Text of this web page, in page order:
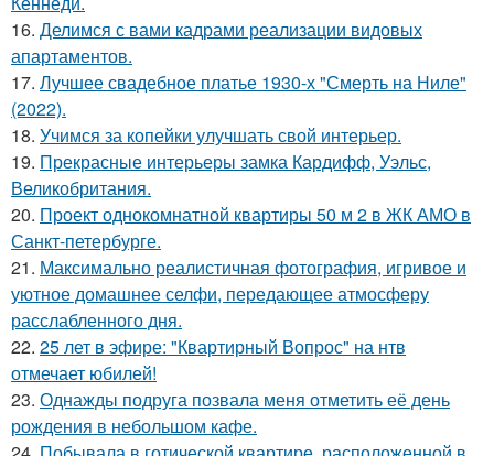
16. Делимся с вами кадрами реализации видовых
апартаментов.
17. Лучшее свадебное платье 1930-х "Смерть на Ниле"
(2022).
18. Учимся за копейки улучшать свой интерьер.
19. Прекрасные интерьеры замка Кардифф, Уэльс,
Великобритания.
20. Проект однокомнатной квартиры 50 м 2 в ЖК АМО в
Санкт-петербурге.
21. Максимально реалистичная фотография, игривое и
уютное домашнее селфи, передающее атмосферу
расслабленного дня.
22. 25 лет в эфире: "Квартирный Вопрос" на нтв
отмечает юбилей!
23. Однажды подруга позвала меня отметить её день
рождения в небольшом кафе.